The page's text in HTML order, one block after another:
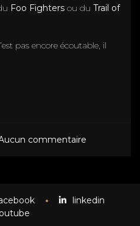
Foo Fighters ou du Trail of
pas encore écoutable, il
commentaire
linkedin